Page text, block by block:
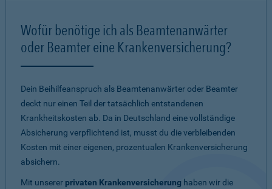
Wofür benötige ich als Beamtenanwärter
oder Beamter eine Krankenversicherung?
Dein Beihilfeanspruch als Beamtenanwärter oder Beamter
deckt nur einen Teil der tatsächlich entstandenen
Krankheitskosten ab. Da in Deutschland eine vollständige
Absicherung verpflichtend ist, musst du die verbleibenden
Kosten mit einer eigenen, prozentualen Krankenversicherung
absichern.
Mit unserer privaten Krankenversicherung haben wir die